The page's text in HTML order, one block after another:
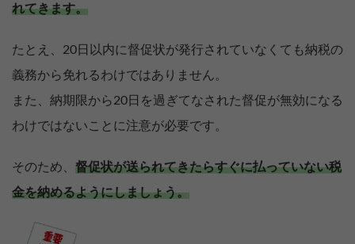
れてきます。
たとえ、20日以内に督促状が発行されていなくても納税の
義務から免れるわけではありません。
また、納期限から20日を過ぎてなされた督促が無効になる
わけではないことに注意が必要です。
そのため、 督促状が送られてきたらすぐに払っていない税
金を納めるようにしましょう。